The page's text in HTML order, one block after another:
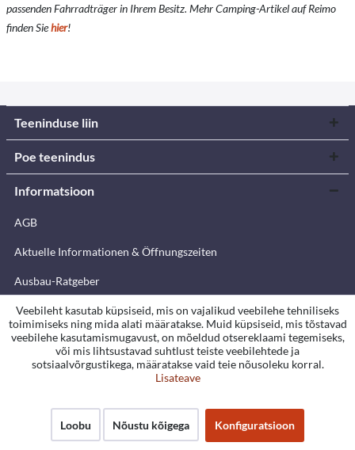
passenden Fahrradträger in Ihrem Besitz. Mehr Camping-Artikel auf Reimo
finden Siehier!
Teeninduse liin
Poe teenindus
Informatsioon
AGB
Aktuelle Informationen & Öffnungszeiten
Ausbau-Ratgeber
Accessibility statement
Cookie-Einstellungen
Datenschutzerklärung
Impressum
Veebileht kasutab küpsiseid, mis on vajalikud veebilehe tehniliseks
toimimiseks ning mida alati määratakse. Muid küpsiseid, mis tõstavad
veebilehe kasutamismugavust, on mõeldud otsereklaami tegemiseks,
või mis lihtsustavad suhtlust teiste veebilehtede ja
sotsiaalvõrgustikega, määratakse vaid teie nõusoleku korral.
Lisateave
Loobu Nõustu kõigega Konfiguratsioon